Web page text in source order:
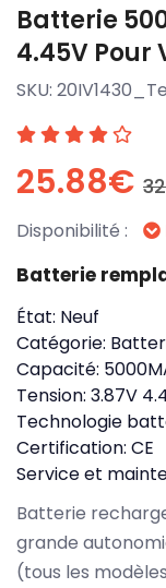
Batterie
4.45V Pour
SKU: 20IV1430_Te
25.88€
Disponibilité :
Batterie
État: Neuf
Catégorie:
Capacité:
Tension: 3.87V
Technologie
Certification: CE
Service et
Batterie
grande
(tous les